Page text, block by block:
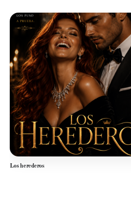
Los herederos